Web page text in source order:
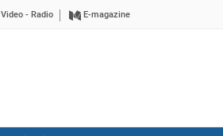
Video - Radio E-magazine